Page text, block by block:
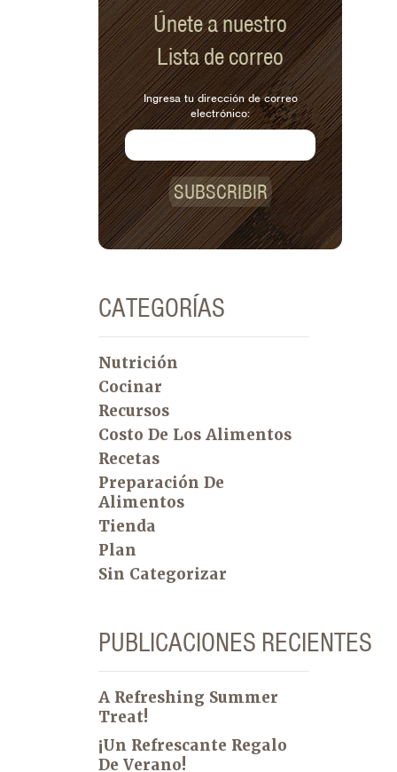
Únete a nuestro
Lista de correo
Ingresa tu dirección de correo
electrónico:
SUBSCRIBIR
CATEGORÍAS
Nutrición
Cocinar
Recursos
Costo De Los Alimentos
Recetas
Preparación De
Alimentos
Tienda
Plan
Sin Categorizar
PUBLICACIONES RECIENTES
A Refreshing Summer
Treat!
¡Un Refrescante Regalo
De Verano!